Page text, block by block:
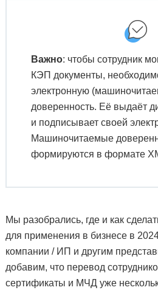
Важно: чтобы сотрудник
КЭП документы,
электронную
доверенность. Её выдаёт
и подписывает своей
Машиночитаемые
формируются в формате
Мы разобрались, где и как
для применения в бизнесе в
компании / ИП и другим
добавим, что перевод
сертификаты и МЧД уже